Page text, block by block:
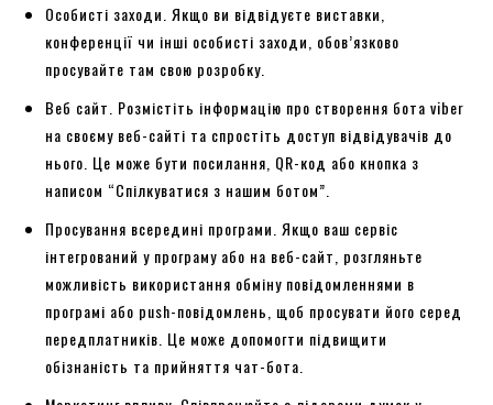
Особисті заходи. Якщо ви відвідуєте виставки,
конференції чи інші особисті заходи, обов’язково
просувайте там свою розробку.
Веб сайт. Розмістіть інформацію про створення бота viber
на своєму веб-сайті та спростіть доступ відвідувачів до
нього. Це може бути посилання, QR-код або кнопка з
написом “Спілкуватися з нашим ботом”.
Просування всередині програми. Якщо ваш сервіс
інтегрований у програму або на веб-сайт, розгляньте
можливість використання обміну повідомленнями в
програмі або push-повідомлень, щоб просувати його серед
передплатників. Це може допомогти підвищити
обізнаність та прийняття чат-бота.